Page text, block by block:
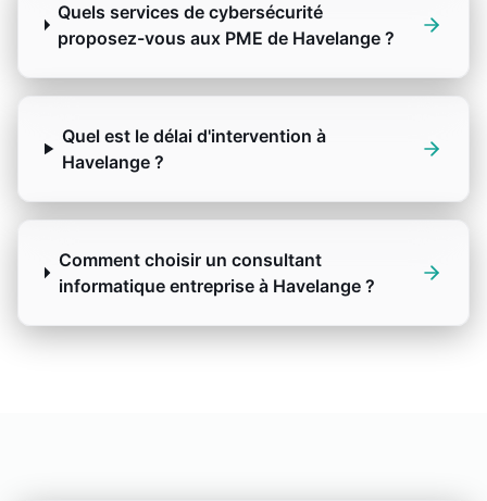
Quels services de cybersécurité
proposez-vous aux PME de Havelange ?
Quel est le délai d'intervention à
Havelange ?
Comment choisir un consultant
informatique entreprise à Havelange ?